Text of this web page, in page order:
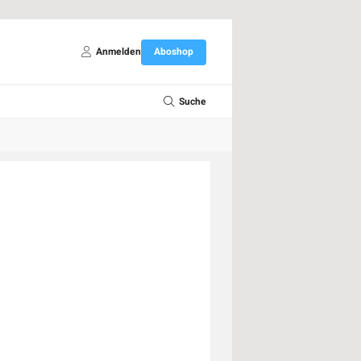
Anmelden Aboshop
Suche